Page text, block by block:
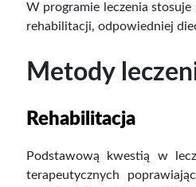
Węgiel aktywny z łupin...
W programie leczenia
rehabilitacji, odpowiedniej
Metody
Rehabilitacja
Podstawową kwestią w
terapeutycznych